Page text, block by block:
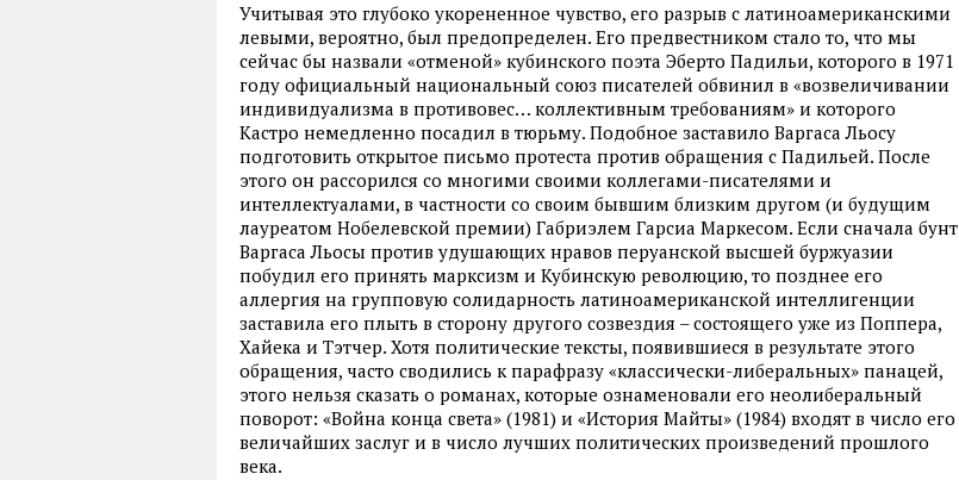
Учитывая это глубоко укорененное чувство, его разрыв с латиноамериканскими
левыми, вероятно, был предопределен. Его предвестником стало то, что мы
сейчас бы назвали «отменой» кубинского поэта Эберто Падильи, которого в 1971
году официальный национальный союз писателей обвинил в «возвеличивании
индивидуализма в противовес… коллективным требованиям» и которого
Кастро немедленно посадил в тюрьму. Подобное заставило Варгаса Льосу
подготовить открытое письмо протеста против обращения с Падильей. После
этого он рассорился со многими своими коллегами-писателями и
интеллектуалами, в частности со своим бывшим близким другом (и будущим
лауреатом Нобелевской премии) Габриэлем Гарсиа Маркесом. Если сначала бунт
Варгаса Льосы против удушающих нравов перуанской высшей буржуазии
побудил его принять марксизм и Кубинскую революцию, то позднее его
аллергия на групповую солидарность латиноамериканской интеллигенции
заставила его плыть в сторону другого созвездия – состоящего уже из Поппера,
Хайека и Тэтчер. Хотя политические тексты, появившиеся в результате этого
обращения, часто сводились к парафразу «классически-либеральных» панацей,
этого нельзя сказать о романах, которые ознаменовали его неолиберальный
поворот: «Война конца света» (1981) и «История Майты» (1984) входят в число его
величайших заслуг и в число лучших политических произведений прошлого
века.